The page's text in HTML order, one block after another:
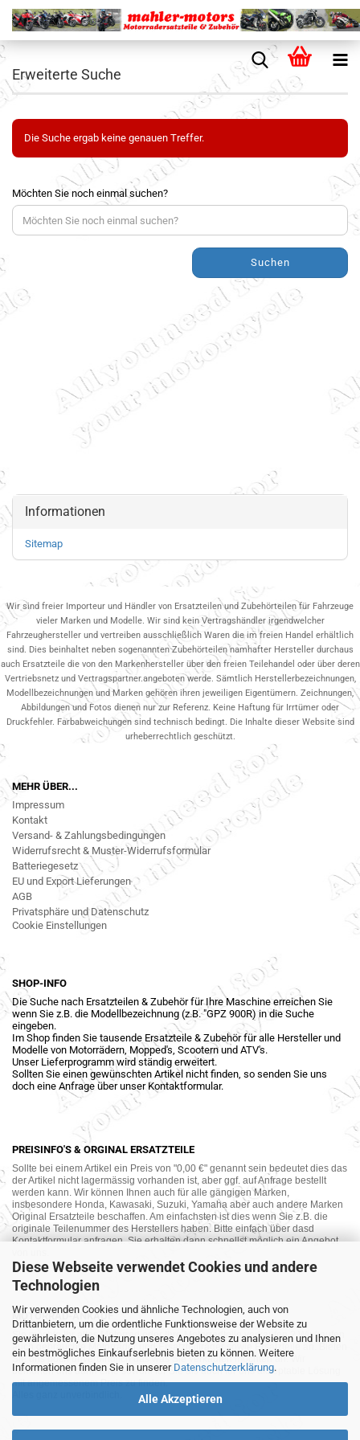
Diese Webseite verwendet Cookies und andere
Technologien
Wir verwenden Cookies und ähnliche Technologien, auch von
Drittanbietern, um die ordentliche Funktionsweise der Website zu
gewährleisten, die Nutzung unseres Angebotes zu analysieren und Ihnen
ein bestmögliches Einkaufserlebnis bieten zu können. Weitere
Informationen finden Sie in unserer Datenschutzerklärung.
Alle Akzeptieren
Erweiterte Suche
Die Suche ergab keine genauen Treffer.
Möchten Sie noch einmal suchen?
Suchen
Informationen
Sitemap
Wir sind freier Importeur und Händler von Ersatzteilen und Zubehörteilen für Fahrzeuge
vieler Marken und Modelle. Wir sind kein Vertragshändler irgendwelcher
Fahrzeughersteller und vertreiben ausschließlich Waren die im freien Handel erhältlich
sind. Dies beinhaltet neben sogenannten Zubehörteilen namhafter Hersteller durchaus
auch Ersatzteile die von den Markenhersteller über den freien Teilehandel oder über deren
Vertriebsnetz und Vertragspartner.angeboten werde. Sämtlich Herstellerbezeichnungen,
Modellbezeichnungen und Marken gehören ihren jeweiligen Eigentümern. Zeichnungen,
Abbildungen und Fotos dienen nur zur Referenz. Keine Haftung für Irrtümer oder
Druckfehler. Farbabweichungen sind technisch bedingt. Die Inhalte dieser Website sind
urheberrechtlich geschützt.
MEHR ÜBER...
Impressum
Kontakt
Versand- & Zahlungsbedingungen
Widerrufsrecht & Muster-Widerrufsformular
Batteriegesetz
EU und Export Lieferungen
AGB
Privatsphäre und Datenschutz
Cookie Einstellungen
SHOP-INFO
Die Suche nach Ersatzteilen & Zubehör für Ihre Maschine erreichen Sie
wenn Sie z.B. die Modellbezeichnung (z.B. "GPZ 900R) in die Suche
eingeben.
Im Shop finden Sie tausende Ersatzteile & Zubehör für alle Hersteller und
Modelle von Motorrädern, Mopped's, Scootern und ATV's.
Unser Lieferprogramm wird ständig erweitert.
Sollten Sie einen gewünschten Artikel nicht finden, so senden Sie uns
doch eine Anfrage über unser Kontaktformular.
PREISINFO'S & ORGINAL ERSATZTEILE
Sollte bei einem Artikel ein Preis von "0,00 €" genannt sein bedeutet dies das
der Artikel nicht lagermässig vorhanden ist, aber ggf. auf Anfrage bestellt
werden kann. Wir können Ihnen auch für alle gängigen Marken,
insbesondere Honda, Kawasaki, Suzuki, Yamaha aber auch andere Marken
Original Ersatzteile beschaffen. Am einfachsten ist dies wenn Sie z.B. die
originale Teilenummer des Herstellers haben. Bitte einfach über dasd
Kontaktformular anfragen. Sie erhalten dann schnellst möglich ein Angebot
MOTORRAD-ANKAUF
Sie möchte Ihr altes Motorrad oder Ihre Motorradteile verkaufen ? Wir kaufen
auch gebrauchte Motorräder und Ersatzteilträger sowie Ersatzteile an. Bieten
Sie uns doch unverbindlich das was Sie verkaufen möchten an. Wir
bemühen uns dann eine sowohl für Sie als auch für uns akzeptable Lösung
mit angemessenem Preis zu finden.